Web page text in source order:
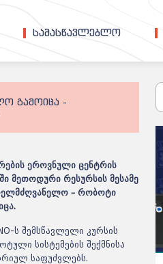
სამასწავლებლო
გამოიცა -
ეროვნული ცენტრის
მეთოდური რესურსის მესამე
– რობოტი
ს შემსწავლელი კურსის
სისტემების შექმნისა
საფუძვლებს.